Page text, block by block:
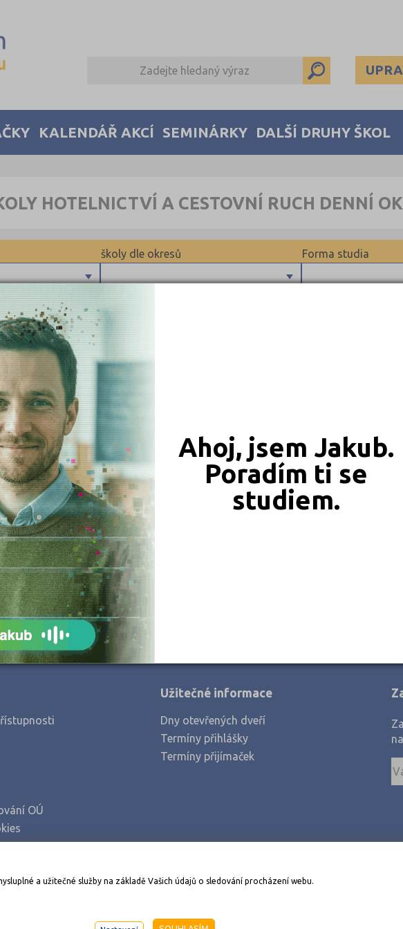
Ahoj, jsem Jakub.
Poradím ti se
studiem.
KALENDÁŘ AKCÍ SEMINÁRKY DALŠÍ DRUHY ŠKOL
HOTELNICTVÍ A CESTOVNÍ RUCH DENNÍ
Forma studia
školy dle okresů
ZÁZNAMY, PŘEFORMULUJTE PROSÍM VÁŠ DOTAZ NEBO
JSME TAM, KDE JSTE VY
Naše projekty
OÚ
Stáhněte si aplikaci Adresář škol
Užitečné informace
Dny otevřených dveří
Termíny přihlášky
Termíny přijímaček
AMOS KamPoMaturite.cz, s.r.o., stránky vytvořilo
a užitečné služby na základě Vašich údajů o sledování procházení webu.